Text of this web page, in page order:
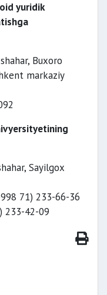
yuridik
Buxoro
markaziy
Sayilgox
71) 233-66-36
233-42-09